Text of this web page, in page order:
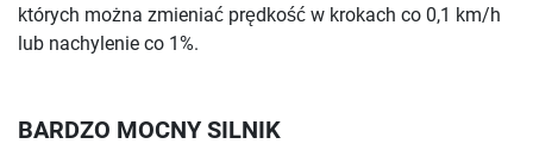
których można zmieniać prędkość w krokach co 0,1 km/h
lub nachylenie co 1%.
BARDZO MOCNY SILNIK